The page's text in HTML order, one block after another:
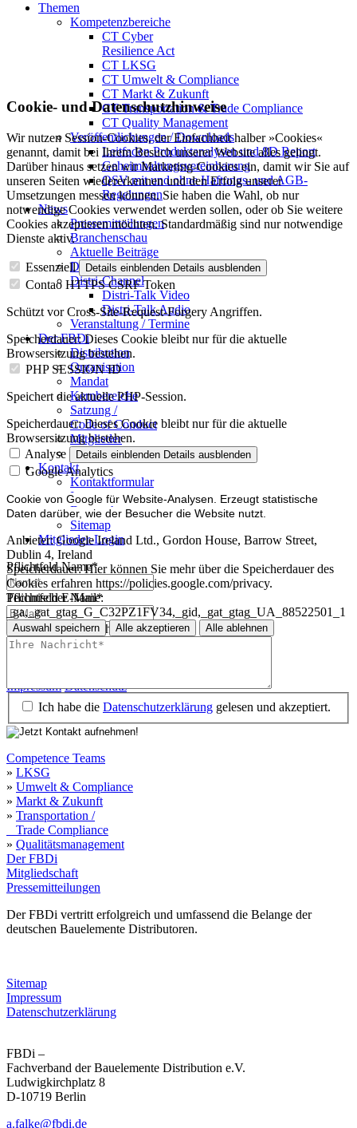
Themen
Kompetenzbereiche
CT Cyber
Resilience Act
CT LKSG
CT Umwelt & Compliance
CT Markt & Zukunft
CT Transportation & Trade Compliance
CT Quality Management
Veröffentlichungen / Downloads
Leitfaden Produktanalysen und 8D Report
Geheimhaltungsverein­barung
QSV mit und ohne Haftungs- und AGB-
Regelungen
News
Pressemitteilungen
Branchenschau
Aktuelle Beiträge
Dossier – 20 Jahre FBDi
Distri-Channel
Distri-Talk Video
Distri-Talk Audio
Veranstaltung / Termine
Der FBDi
Distribution
Organisation
Mandat
Kernbereiche
Satzung /
Code of Conduct
Mitglieder
Mitglied werden
Kontakt
Kontaktformular
Impressum
Datenschutz
Sitemap
Mitglieder-Login
PflichtfeldName*
PflichtfeldE-Mail*
PflichtfeldIhre Nachricht *
Ich habe die Datenschutzerklärung gelesen und akzeptiert.
Competence Teams
» LKSG
» Umwelt & Compliance
» Markt & Zukunft
» Transportation /
Trade Compliance
» Qualitätsmanagement
Der FBDi
Mitgliedschaft
Pressemitteilungen
Der FBDi vertritt erfolgreich und umfassend die Belange der
deutschen Bauelemente Distributoren.
Sitemap
Impressum
Datenschutzerklärung
FBDi –
Fachverband der Bau­ele­mente Distribution e.V.
Ludwigkirchplatz 8
D-10719 Berlin
a.falke@fbdi.de
Cookie- und Datenschutzhinweise
Wir nutzen Session-Cookies, der Einfachheit halber »Cookies«
genannt, damit bei Ihrem Besuch unserer Website alles gelingt.
Darüber hinaus setzen wir Marketing-Cookies ein, damit wir Sie auf
unseren Seiten wiedererkennen und den Erfolg unserer
Umsetzungen messen können. Sie haben die Wahl, ob nur
notwendige Cookies verwendet werden sollen, oder ob Sie weitere
Cookies akzeptieren möchten. Standardmäßig sind nur notwendige
Dienste aktiv.
Essenziell Details einblenden Details ausblenden
Contao HTTPS CSRF Token
Schützt vor Cross-Site-Request-Forgery Angriffen.
Speicherdauer:Dieses Cookie bleibt nur für die aktuelle
Browsersitzung bestehen.
PHP SESSION ID
Speichert die aktuelle PHP-Session.
Speicherdauer:Dieses Cookie bleibt nur für die aktuelle
Browsersitzung bestehen.
Analyse
Details einblenden Details ausblenden
Google Analytics
Cookie von Google für Website-Analysen. Erzeugt statistische
Daten darüber, wie der Besucher die Website nutzt.
Anbieter:Google Ireland Ltd., Gordon House, Barrow Street,
Dublin 4, Ireland
Speicherdauer:Hier können Sie mehr über die Speicherdauer des
Cookies erfahren https://policies.google.com/privacy.
Technischer Name:
_ga,_gat_gtag_G_C32PZ1FV34,_gid,_gat_gtag_UA_88522501_1
Auswahl speichern Alle akzeptieren Alle ablehnen
Impressum Datenschutz